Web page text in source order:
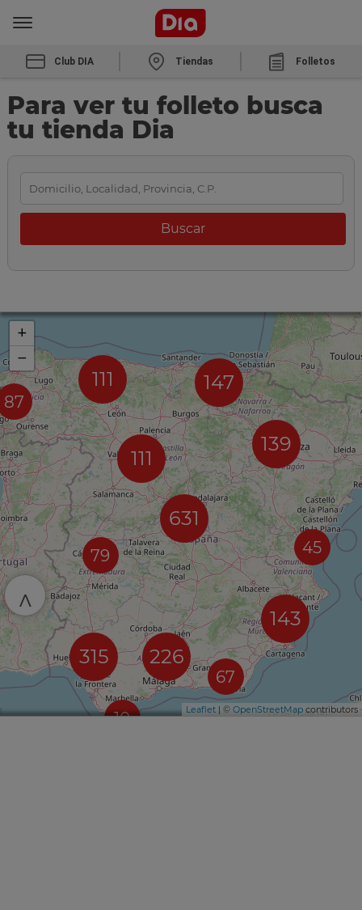
Club DIA Tiendas Folletos
Para ver tu folleto busca
tu tienda Dia
87
111 147
111
79
631
10
226
315
139
67
45
143
+
−
Leaflet | © OpenStreetMap contributors
^